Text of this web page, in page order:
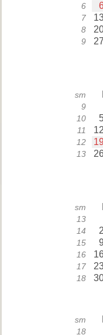
6
7
8
9 27
sm
9
10
11 12
12 19
13
sm
13
14 2
15 9
16
17
18
sm
18